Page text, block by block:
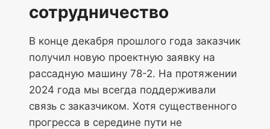
сотрудничество
В конце декабря прошлого года заказчик
получил новую проектную заявку на
рассадную машину 78-2. На протяжении
2024 года мы всегда поддерживали
связь с заказчиком. Хотя существенного
прогресса в середине пути не